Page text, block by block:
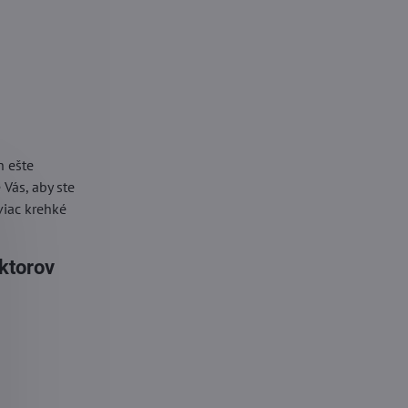
ešte
aby ste
krehké